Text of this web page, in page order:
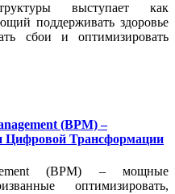
выступает как
поддерживать здоровье
сбои и оптимизировать
(BPM) –
Цифровой Трансформации
(BPM) – мощные
оптимизировать,